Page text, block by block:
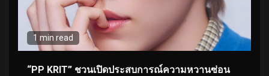
1 min read
“PP KRIT” ชวนเปิดประสบการณ์ความหวานซ่อน